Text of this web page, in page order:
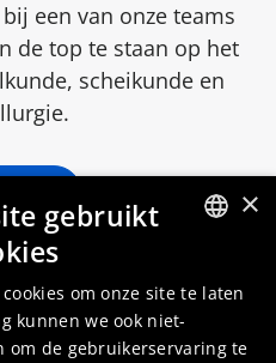
een van onze teams
de top te staan op het
scheikunde en
×
gebruikt
om onze site te laten
kunnen we ook niet-
om de gebruikerservaring te